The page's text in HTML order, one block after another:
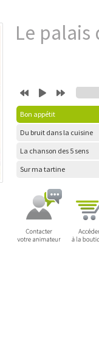
Le palais
Bon appétit
Du bruit dans la cuisine
La chanson des 5 sens
Sur ma tartine